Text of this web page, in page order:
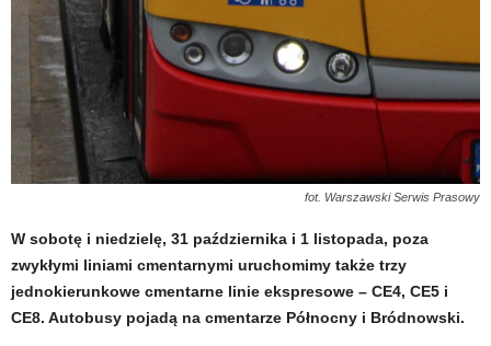
fot. Warszawski Serwis Prasowy
W sobotę i niedzielę, 31 października i 1 listopada, poza
zwykłymi liniami cmentarnymi uruchomimy także trzy
jednokierunkowe cmentarne linie ekspresowe – CE4, CE5 i
CE8. Autobusy pojadą na cmentarze Północny i Bródnowski.